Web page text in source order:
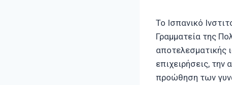
Το Ισπανικό
Γραμματεία της
αποτελεσματικής
επιχειρήσεις,
προώθηση των